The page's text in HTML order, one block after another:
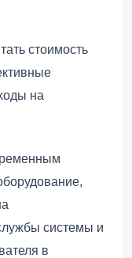
стоимость
на
системы и
в